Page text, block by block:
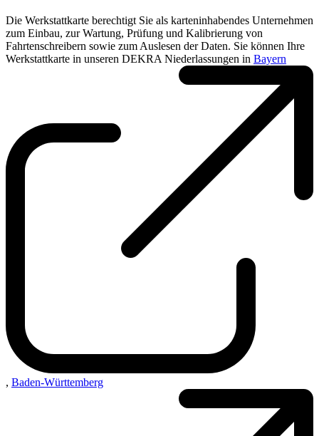
Die Werkstattkarte berechtigt Sie als karteninhabendes Unternehmen
zum Einbau, zur Wartung, Prüfung und Kalibrierung von
Fahrtenschreibern sowie zum Auslesen der Daten. Sie können Ihre
Werkstattkarte in unseren DEKRA Niederlassungen in Bayern
, Baden-Württemberg